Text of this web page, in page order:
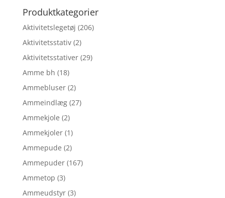
Produktkategorier
Aktivitetslegetøj (206)
Aktivitetsstativ (2)
Aktivitetsstativer (29)
Amme bh (18)
Ammebluser (2)
Ammeindlæg (27)
Ammekjole (2)
Ammekjoler (1)
Ammepude (2)
Ammepuder (167)
Ammetop (3)
Ammeudstyr (3)